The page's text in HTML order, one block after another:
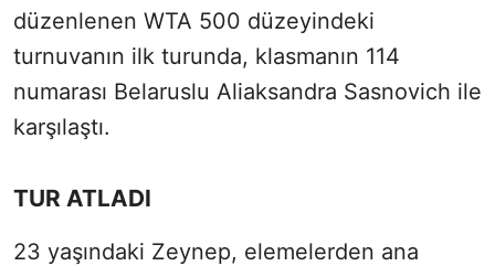
düzenlenen WTA 500 düzeyindeki
turnuvanın ilk turunda, klasmanın 114
numarası Belaruslu Aliaksandra Sasnovich ile
karşılaştı.
TUR ATLADI
23 yaşındaki Zeynep, elemelerden ana